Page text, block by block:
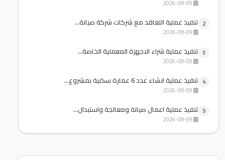
2 تنفيذ عملية التعاقد مع شركات شركة صيانة...
3 تنفيذ عملية شراء الاجهزة المعملية الخاصة...
4 تنفيذ عملية انشاء عدد 6 عمارة سكنية بمشروع...
5 تنفيذ عملية اعمال صيانة ومعالجة واستبدال...